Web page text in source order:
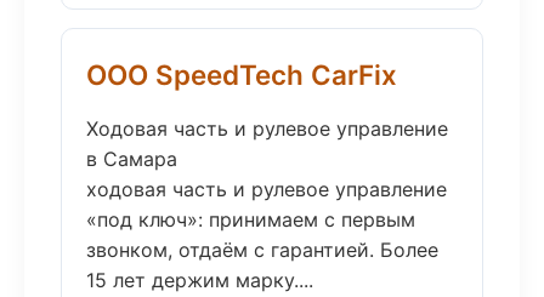
ООО SpeedTech CarFix
Ходовая часть и рулевое управление
в Самара
ходовая часть и рулевое управление
«под ключ»: принимаем с первым
звонком, отдаём с гарантией. Более
15 лет держим марку....